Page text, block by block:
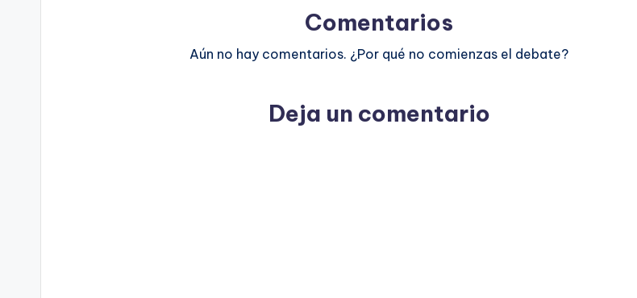
Comentarios
Aún no hay comentarios. ¿Por qué no comienzas el debate?
Deja un comentario